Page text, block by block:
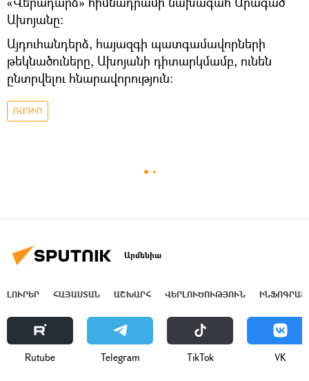
Ախոյանը։
Այդուհանդերձ, հայազգի պատգամավորների
թեկնածուները, Ախոյանի դիտարկմամբ, ունեն
ընտրվելու հնարավորություն։
ՌԱԴԻՈ
Արմենիա
ԼՈՒՐԵՐ ՀԱՅԱՍՏԱՆ ԱՇԽԱՐՀ ՎԵՐԼՈՒԾՈՒԹՅՈՒՆ
Rutube Telegram ТikТоk VK